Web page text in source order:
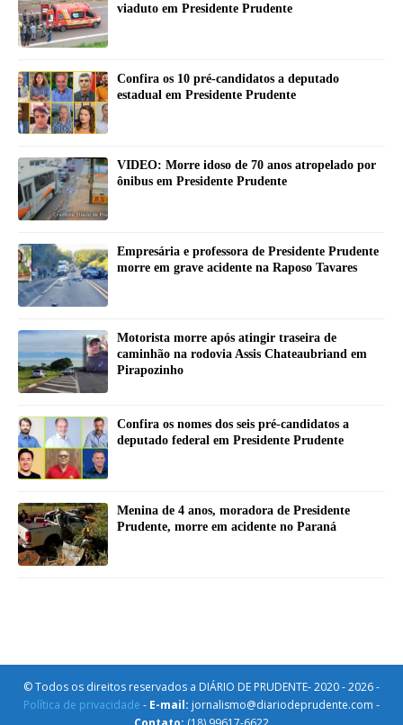
viaduto em Presidente Prudente
Confira os 10 pré-candidatos a deputado
estadual em Presidente Prudente
VIDEO: Morre idoso de 70 anos atropelado por
ônibus em Presidente Prudente
Empresária e professora de Presidente Prudente
morre em grave acidente na Raposo Tavares
Motorista morre após atingir traseira de
caminhão na rodovia Assis Chateaubriand em
Pirapozinho
Confira os nomes dos seis pré-candidatos a
deputado federal em Presidente Prudente
Menina de 4 anos, moradora de Presidente
Prudente, morre em acidente no Paraná
© Todos os direitos reservados a DIÁRIO DE PRUDENTE- 2020 - 2026 -
Política de privacidade - E-mail: jornalismo@diariodeprudente.com -